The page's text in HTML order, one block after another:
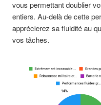
vous permettant doublier
entiers. Au-delà de cette
apprécierez sa fluidité au
vos tâches.